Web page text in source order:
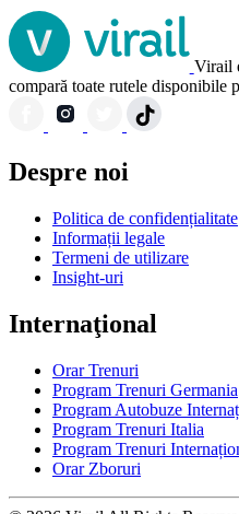
Virail
compară toate rutele disponibile
Despre noi
Politica de confidențialitate
Informații legale
Termeni de utilizare
Insight-uri
Internaţional
Orar Trenuri
Program Trenuri Germania
Program Autobuze
Program Trenuri Italia
Program Trenuri
Orar Zboruri